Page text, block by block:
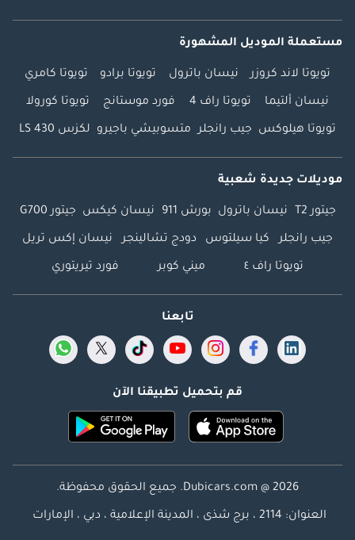
مستعملة الموديل المشهورة
تويوتا لاند كروزر نيسان باترول تويوتا برادو تويوتا كامري
نيسان ألتيما تويوتا راف 4 فورد موستانج تويوتا كورولا
تويوتا هيلوكس جيب رانجلر متسوبيشي باجيرو لكزس LS 430
موديلات جديدة شعبية
جيتور T2 نيسان باترول بورش 911 نيسان كيكس جيتور G700
جيب رانجلر كيا سيلتوس دودج تشالينجر نيسان إكس تريل
تويوتا راف ٤ ميني كوبر فورد تيريتوري
تابعنا
قم بتحميل تطبيقنا الآن
Dubicars.com @ 2026. جميع الحقوق محفوظة.
العنوان: 2114 ، برج شذى ، المدينة الإعلامية ، دبي ، الإمارات